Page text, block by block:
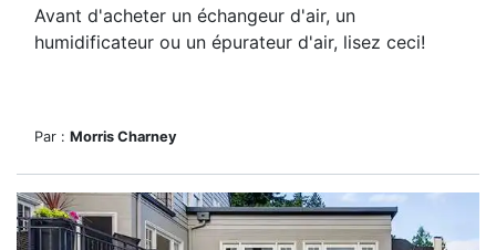
Avant d'acheter un échangeur d'air, un
humidificateur ou un épurateur d'air, lisez ceci!
Par : Morris Charney